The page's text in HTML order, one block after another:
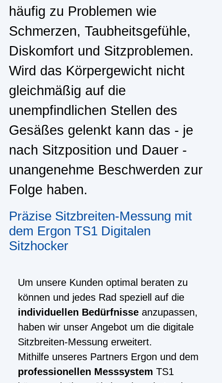
häufig zu Problemen wie
Schmerzen, Taubheitsgefühle,
Diskomfort und Sitzproblemen.
Wird das Körpergewicht nicht
gleichmäßig auf die
unempfindlichen Stellen des
Gesäßes gelenkt kann das - je
nach Sitzposition und Dauer -
unangenehme Beschwerden zur
Folge haben.
Präzise Sitzbreiten-Messung mit
dem Ergon TS1 Digitalen
Sitzhocker
Um unsere Kunden optimal beraten zu
können und jedes Rad speziell auf die
individuellen Bedürfnisse anzupassen,
haben wir unser Angebot um die digitale
Sitzbreiten-Messung erweitert.
Mithilfe unseres Partners Ergon und dem
professionellen Messsystem TS1